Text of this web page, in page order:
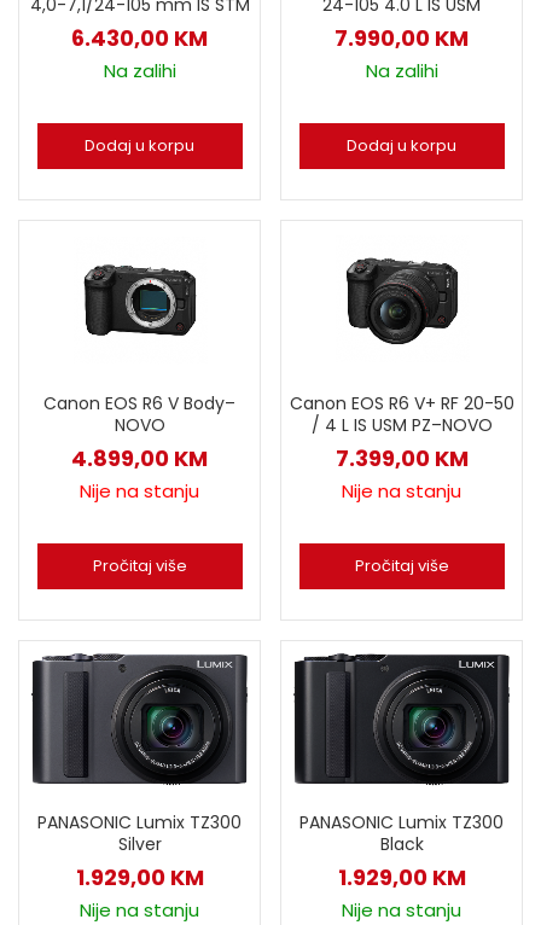
6.430,00 KM
Na zalihi
Dodaj u korpu
7.990,00 KM
Na zalihi
Dodaj u korpu
Canon EOS R6 V Body–
NOVO
4.899,00 KM
Nije na stanju
Pročitaj više
Canon EOS R6 V+ RF 20-50
/ 4 L IS USM PZ–NOVO
7.399,00 KM
Nije na stanju
Pročitaj više
PANASONIC Lumix TZ300
Silver
1.929,00 KM
Nije na stanju
PANASONIC Lumix TZ300
Black
1.929,00 KM
Nije na stanju